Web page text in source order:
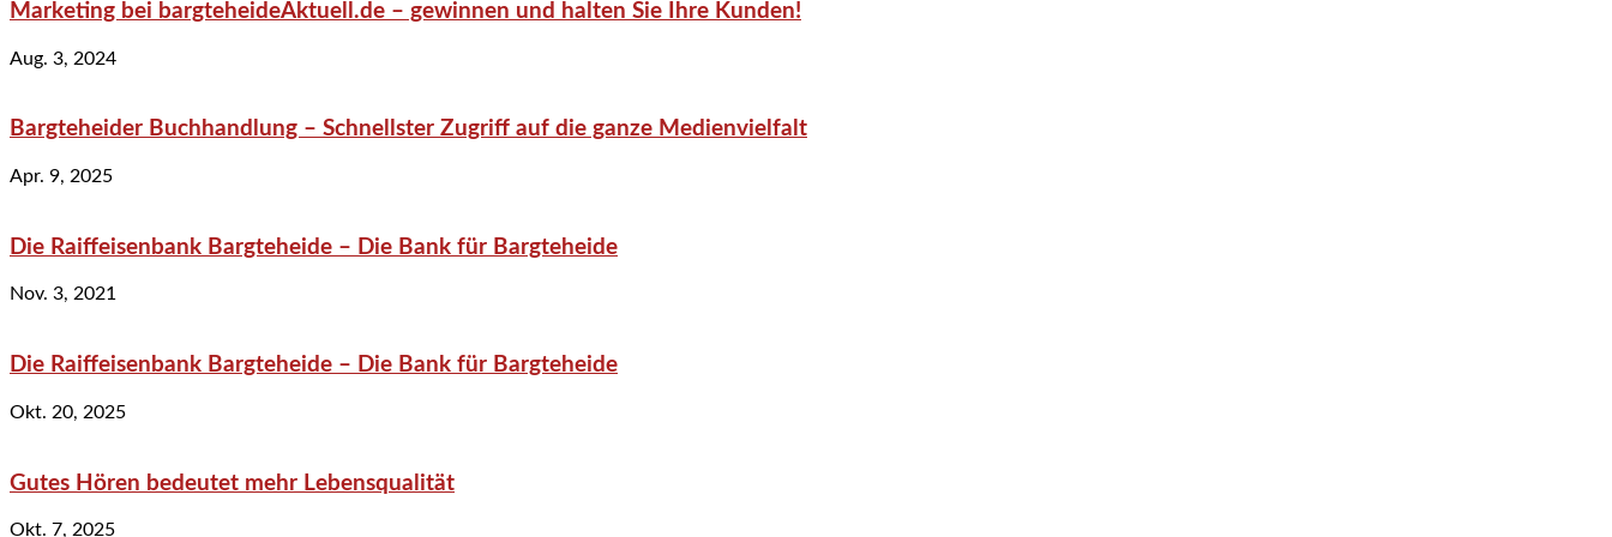
Marketing bei bargteheideAktuell.de – gewinnen und halten Sie Ihre Kunden!
Aug. 3, 2024
Bargteheider Buchhandlung – Schnellster Zugriff auf die ganze Medienvielfalt
Apr. 9, 2025
Die Raiffeisenbank Bargteheide – Die Bank für Bargteheide
Nov. 3, 2021
Die Raiffeisenbank Bargteheide – Die Bank für Bargteheide
Okt. 20, 2025
Gutes Hören bedeutet mehr Lebensqualität
Okt. 7, 2025